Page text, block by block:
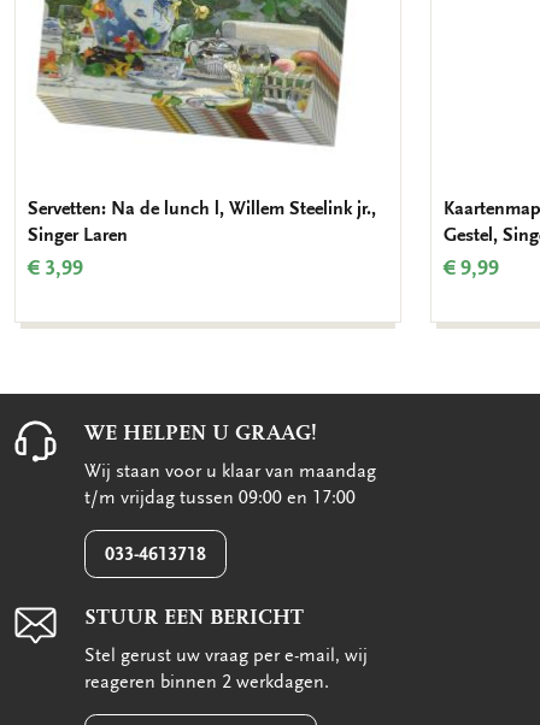
Servetten: Na de lunch l, Willem Steelink jr.,
Singer Laren
€ 3,99
Gestel,
€ 9,99
WE HELPEN U GRAAG!
Wij staan voor u klaar van maandag
t/m vrijdag tussen 09:00 en 17:00
033-4613718
STUUR EEN BERICHT
Stel gerust uw vraag per e-mail, wij
reageren binnen 2 werkdagen.